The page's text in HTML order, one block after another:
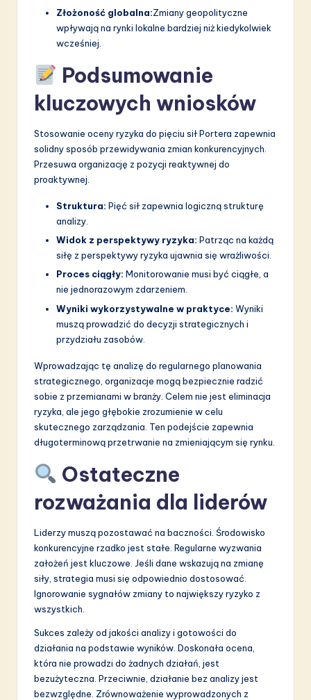
Złożoność globalna:Zmiany geopolityczne
wpływają na rynki lokalne bardziej niż kiedykolwiek
wcześniej.
Podsumowanie
kluczowych wniosków
Stosowanie oceny ryzyka do pięciu sił Portera zapewnia
solidny sposób przewidywania zmian konkurencyjnych.
Przesuwa organizację z pozycji reaktywnej do
proaktywnej.
Struktura: Pięć sił zapewnia logiczną strukturę
analizy.
Widok z perspektywy ryzyka: Patrząc na każdą
siłę z perspektywy ryzyka ujawnia się wrażliwości.
Proces ciągły: Monitorowanie musi być ciągłe, a
nie jednorazowym zdarzeniem.
Wyniki wykorzystywalne w praktyce: Wyniki
muszą prowadzić do decyzji strategicznych i
przydziału zasobów.
Wprowadzając tę analizę do regularnego planowania
strategicznego, organizacje mogą bezpiecznie radzić
sobie z przemianami w branży. Celem nie jest eliminacja
ryzyka, ale jego głębokie zrozumienie w celu
skutecznego zarządzania. Ten podejście zapewnia
długoterminową przetrwanie na zmieniającym się rynku.
Ostateczne
rozważania dla liderów
Liderzy muszą pozostawać na baczności. Środowisko
konkurencyjne rzadko jest stałe. Regularne wyzwania
założeń jest kluczowe. Jeśli dane wskazują na zmianę
siły, strategia musi się odpowiednio dostosować.
Ignorowanie sygnałów zmiany to największy ryzyko z
wszystkich.
Sukces zależy od jakości analizy i gotowości do
działania na podstawie wyników. Doskonała ocena,
która nie prowadzi do żadnych działań, jest
bezużyteczna. Przeciwnie, działanie bez analizy jest
bezwzględne. Zrównoważenie wyprowadzonych z